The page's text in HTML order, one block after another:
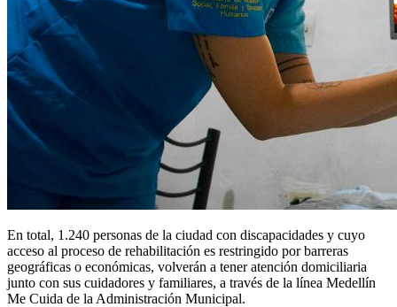
En total, 1.240 personas de la ciudad con discapacidades y cuyo
acceso al proceso de rehabilitación es restringido por barreras
geográficas o económicas, volverán a tener atención domiciliaria
junto con sus cuidadores y familiares, a través de la línea Medellín
Me Cuida de la Administración Municipal.